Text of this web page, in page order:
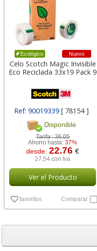
Ecológico Nuevo
Celo Scotch Magic Invisible
Eco Reciclada 33x19 Pack 9
Ref: 90019339[ 78154 ]
Disponible
Tarifa :36,05
Ahorro hasta:37%
desde:22.76€
27,54 con Iva
Ver el Producto
favoritos Comparar